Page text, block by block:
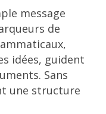
message
de
idées, guident
Sans
une structure